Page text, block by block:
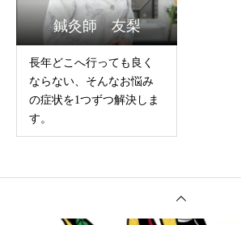
鍼灸師 友梨
長年どこへ行っても良く
ならない、そんなお悩み
の症状を1つずつ解決しま
す。